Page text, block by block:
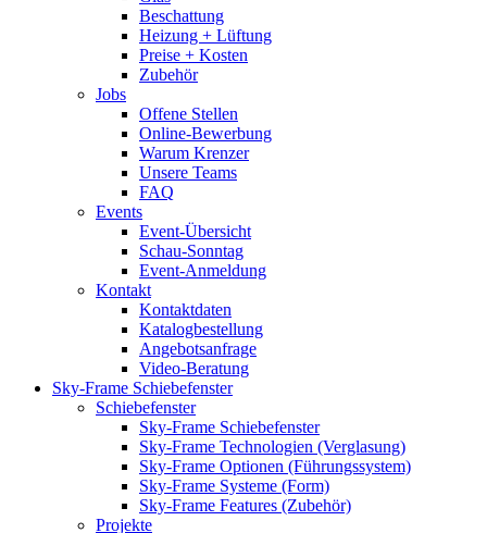
Beschattung
Heizung + Lüftung
Preise + Kosten
Zubehör
Jobs
Offene Stellen
Online-Bewerbung
Warum Krenzer
Unsere Teams
FAQ
Events
Event-Übersicht
Schau-Sonntag
Event-Anmeldung
Kontakt
Kontaktdaten
Katalogbestellung
Angebotsanfrage
Video-Beratung
Sky-Frame Schiebefenster
Schiebefenster
Sky-Frame Schiebefenster
Sky-Frame Technologien (Verglasung)
Sky-Frame Optionen (Führungssystem)
Sky-Frame Systeme (Form)
Sky-Frame Features (Zubehör)
Projekte